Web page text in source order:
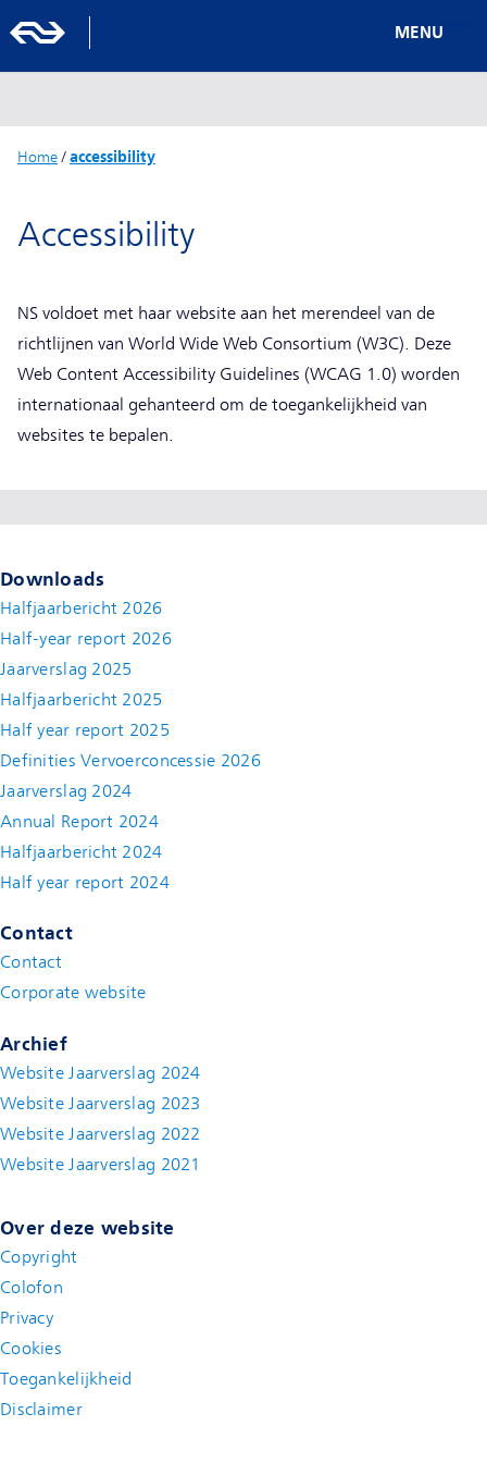
MENU
Home/accessibility
Accessibility
NS voldoet met haar website aan het merendeel van de
richtlijnen van World Wide Web Consortium (W3C). Deze
Web Content Accessibility Guidelines (WCAG 1.0) worden
internationaal gehanteerd om de toegankelijkheid van
websites te bepalen.
Downloads
Halfjaarbericht 2026
Half-year report 2026
Jaarverslag 2025
Halfjaarbericht 2025
Half year report 2025
Definities Vervoerconcessie 2026
Jaarverslag 2024
Annual Report 2024
Halfjaarbericht 2024
Half year report 2024(new window)
Contact
Contact
Corporate website
Archief
Website Jaarverslag 2024
Website Jaarverslag 2023
Website Jaarverslag 2022
Website Jaarverslag 2021
Over deze website
Copyright
Colofon
Privacy
Cookies
Toegankelijkheid
Disclaimer(new window)